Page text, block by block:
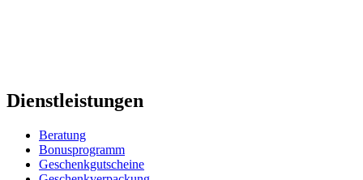
Dienstleistungen
Beratung
Bonusprogramm
Geschenkgutscheine